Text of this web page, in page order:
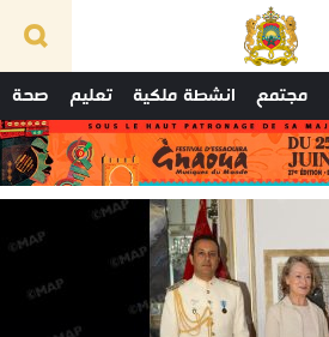
مجتمع انشطة ملكية تعليم صحة